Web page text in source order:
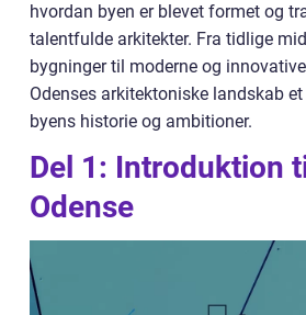
hvordan byen er blevet formet og
talentfulde arkitekter. Fra tidlige
bygninger til moderne og
Odenses arkitektoniske landskab
byens historie og ambitioner.
Del 1: Introduktion
Odense